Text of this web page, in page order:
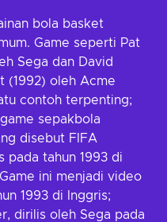
bola basket
Game seperti Pat
Sega dan David
(1992) oleh Acme
contoh terpenting;
sepakbola
disebut FIFA
pada tahun 1993 di
ini menjadi video
1993 di Inggris;
dirilis oleh Sega pada